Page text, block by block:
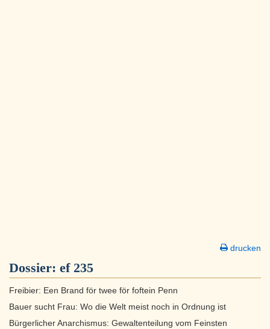
drucken
Dossier: ef 235
Freibier: Een Brand för twee för foftein Penn
Bauer sucht Frau: Wo die Welt meist noch in Ordnung ist
Bürgerlicher Anarchismus: Gewaltenteilung vom Feinsten